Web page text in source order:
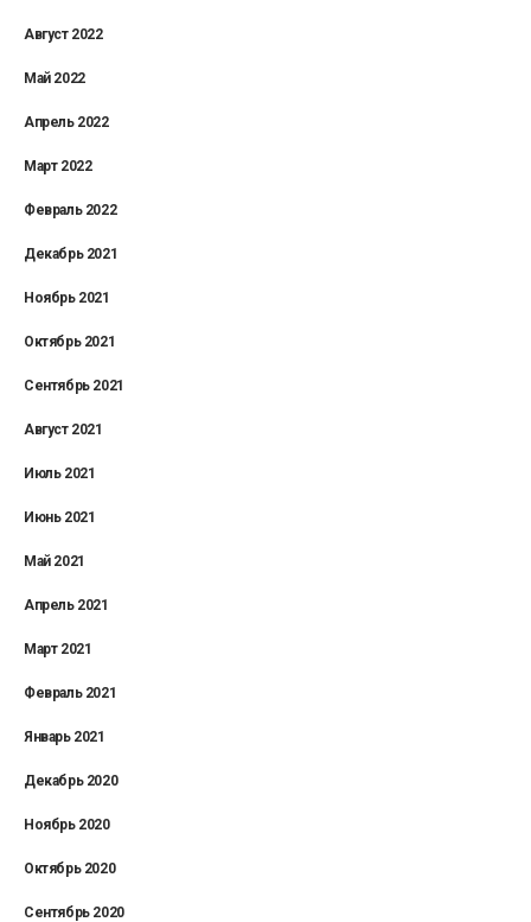
Август 2022
Май 2022
Апрель 2022
Март 2022
Февраль 2022
Декабрь 2021
Ноябрь 2021
Октябрь 2021
Сентябрь 2021
Август 2021
Июль 2021
Июнь 2021
Май 2021
Апрель 2021
Март 2021
Февраль 2021
Январь 2021
Декабрь 2020
Ноябрь 2020
Октябрь 2020
Сентябрь 2020